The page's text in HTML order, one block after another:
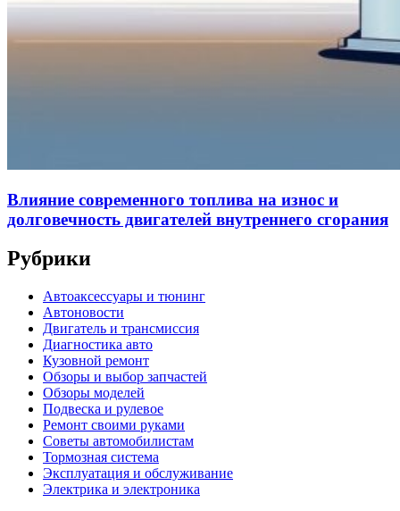
Влияние современного топлива на износ и
долговечность двигателей внутреннего сгорания
Рубрики
Автоаксессуары и тюнинг
Автоновости
Двигатель и трансмиссия
Диагностика авто
Кузовной ремонт
Обзоры и выбор запчастей
Обзоры моделей
Подвеска и рулевое
Ремонт своими руками
Советы автомобилистам
Тормозная система
Эксплуатация и обслуживание
Электрика и электроника